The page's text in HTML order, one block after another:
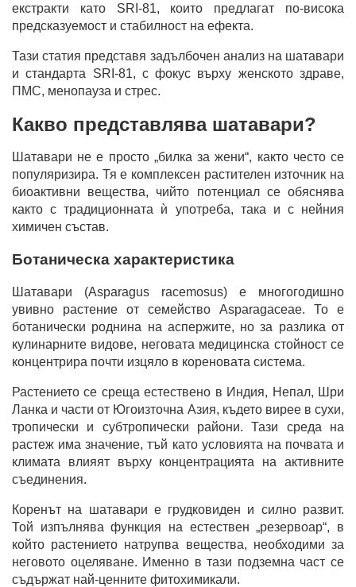
екстракти като SRI-81, които предлагат по-висока
предсказуемост и стабилност на ефекта.
Тази статия представя задълбочен анализ на шатавари
и стандарта SRI-81, с фокус върху женското здраве,
ПМС, менопауза и стрес.
Какво представлява шатавари?
Шатавари не е просто „билка за жени“, както често се
популяризира. Тя е комплексен растителен източник на
биоактивни вещества, чийто потенциал се обяснява
както с традиционната ѝ употреба, така и с нейния
химичен състав.
Ботаническа характеристика
Шатавари (Asparagus racemosus) е многогодишно
увивно растение от семейство Asparagaceae. То е
ботанически роднина на аспержите, но за разлика от
кулинарните видове, неговата медицинска стойност се
концентрира почти изцяло в кореновата система.
Растението се среща естествено в Индия, Непал, Шри
Ланка и части от Югоизточна Азия, където вирее в сухи,
тропически и субтропически райони. Тази среда на
растеж има значение, тъй като условията на почвата и
климата влияят върху концентрацията на активните
съединения.
Коренът на шатавари е грудковиден и силно развит.
Той изпълнява функция на естествен „резервоар“, в
който растението натрупва вещества, необходими за
неговото оцеляване. Именно в тази подземна част се
съдържат най-ценните фитохимикали.